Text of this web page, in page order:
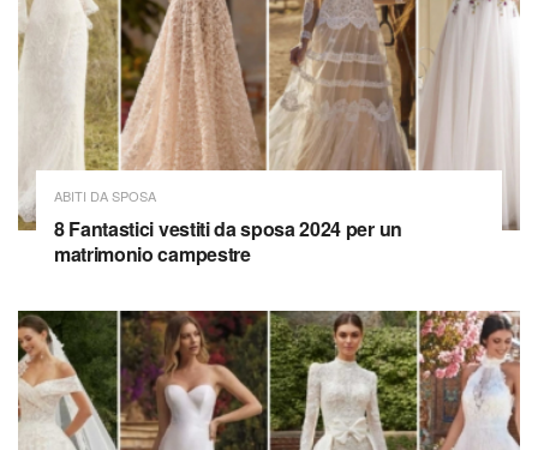
ABITI DA SPOSA
8 Fantastici vestiti da sposa 2024 per un
matrimonio campestre